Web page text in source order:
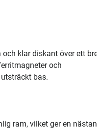
klar diskant över ett
och
bas.
ram, vilket ger en nästan